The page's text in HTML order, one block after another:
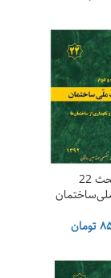
مبحث 22
تومان